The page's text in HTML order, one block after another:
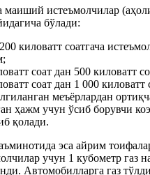
маиший истеъмолчилар
бўлади:
киловатт соатгача
соат дан 500 киловатт
соат дан 1 000
меъёрлардан
ҳажм учун ўсиб борувчи
қолади.
эса айрим
учун 1 кубометр газ
Автомобилларга газ